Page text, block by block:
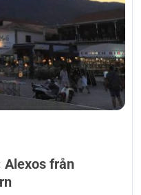
Alexos från